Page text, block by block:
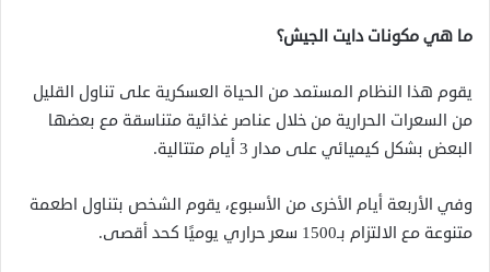
ما هي مكونات دايت الجيش؟
يقوم هذا النظام المستمد من الحياة العسكرية على تناول القليل
من السعرات الحرارية من خلال عناصر غذائية متناسقة مع بعضها
البعض بشكل كيميائي على مدار 3 أيام متتالية.
وفي الأربعة أيام الأخرى من الأسبوع، يقوم الشخص بتناول اطعمة
متنوعة مع الالتزام بـ1500 سعر حراري يوميًا كحد أقصى.